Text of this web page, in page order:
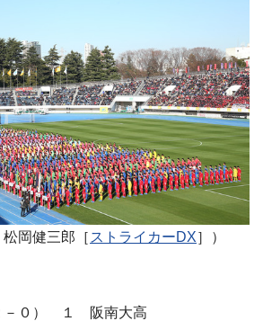
岡健三郎［ ストライカーDX］）
０） １ 阪南大高